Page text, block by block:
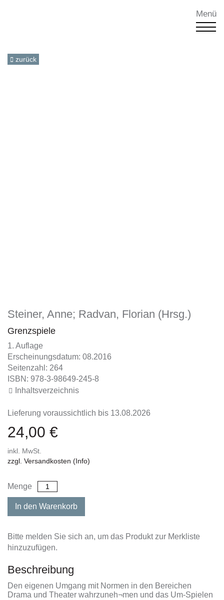
Menü
zurück
Steiner, Anne; Radvan, Florian (Hrsg.)
Grenzspiele
1. Auflage
Erscheinungsdatum: 08.2016
Seitenzahl: 264
ISBN: 978-3-98649-245-8
Inhaltsverzeichnis
Lieferung voraussichtlich bis 13.08.2026
24,00 €
inkl. MwSt.
zzgl. Versandkosten (Info)
Menge
In den Warenkorb
Bitte melden Sie sich an, um das Produkt zur Merkliste
hinzuzufügen.
Beschreibung
Den eigenen Umgang mit Normen in den Bereichen
Drama und Theater wahrzuneh¬men und das Um-Spielen